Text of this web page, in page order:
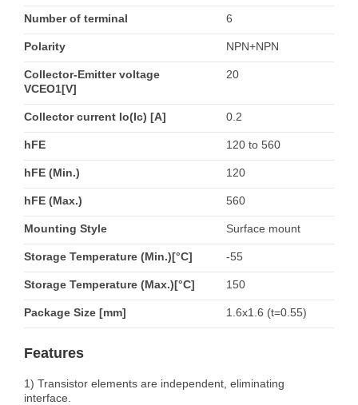
Number of terminal 6
Polarity NPN+NPN
Collector-Emitter voltage
VCEO1[V]
20
Collector current Io(Ic) [A] 0.2
hFE 120 to 560
hFE (Min.) 120
hFE (Max.) 560
Mounting Style Surface mount
Storage Temperature (Min.)[°C] -55
Storage Temperature (Max.)[°C] 150
Package Size [mm] 1.6x1.6 (t=0.55)
Features
1) Transistor elements are independent, eliminating
interface.